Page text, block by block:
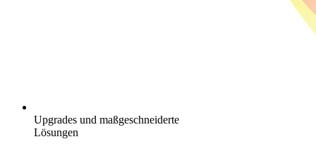
Upgrades und maßgeschneiderte
Lösungen